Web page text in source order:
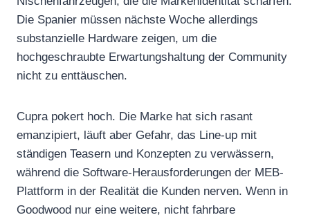
Die Spanier müssen nächste Woche allerdings
substanzielle Hardware zeigen, um die
hochgeschraubte Erwartungshaltung der Community
nicht zu enttäuschen.
Cupra pokert hoch. Die Marke hat sich rasant
emanzipiert, läuft aber Gefahr, das Line-up mit
ständigen Teasern und Konzepten zu verwässern,
während die Software-Herausforderungen der MEB-
Plattform in der Realität die Kunden nerven. Wenn in
Goodwood nur eine weitere, nicht fahrbare